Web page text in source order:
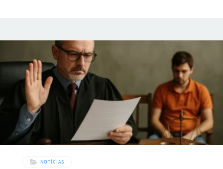
NOTÍCIAS